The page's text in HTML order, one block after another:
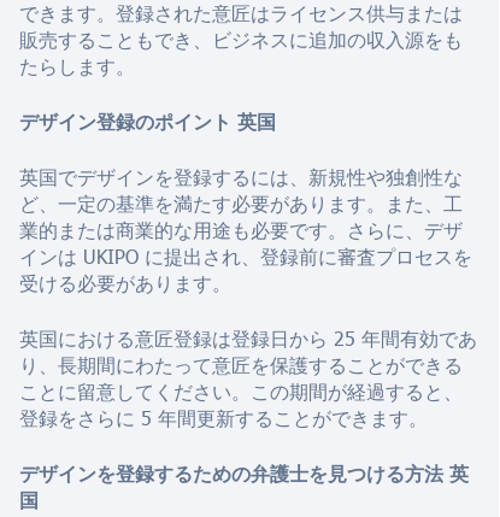
できます。登録された意匠はライセンス供与または
販売することもでき、ビジネスに追加の収入源をも
たらします。
デザイン登録のポイント 英国
英国でデザインを登録するには、新規性や独創性な
ど、一定の基準を満たす必要があります。また、工
業的または商業的な用途も必要です。さらに、デザ
インは UKIPO に提出され、登録前に審査プロセスを
受ける必要があります。
英国における意匠登録は登録日から 25 年間有効であ
り、長期間にわたって意匠を保護することができる
ことに留意してください。この期間が経過すると、
登録をさらに 5 年間更新することができます。
デザインを登録するための弁護士を見つける方法 英
国